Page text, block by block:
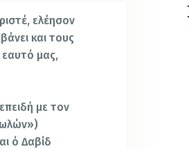
ελέησον
και τους
εαυτό μας,
με τον
ό Δαβίδ